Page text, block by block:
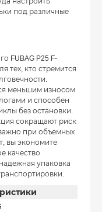
под различные
FUBAG P25 F-
тех, кто стремится
меньшим износом
и способен
без остановки.
сокращают риск
при объемных
вы экономите
качество
упаковка